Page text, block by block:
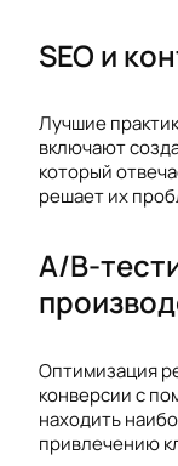
SEO и
Лучшие
включают
который
решает их
A/B-
Оптимизация
конверсии с
находить
привлечению